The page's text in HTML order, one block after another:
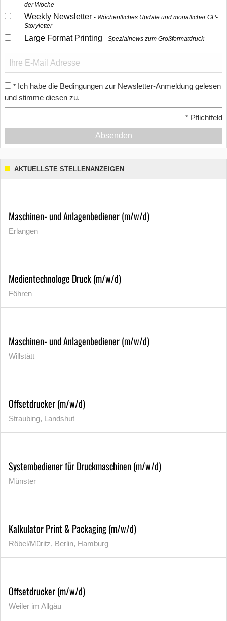
der Woche
Weekly Newsletter
Wöchentliches Update und monatlicher GP-
Storyletter
Large Format Printing Spezialnews zum Großformatdruck
* Ich habe die Bedingungen zur Newsletter-Anmeldung gelesen
und stimme diesen zu.
* Pflichtfeld
Absenden
AKTUELLSTE STELLENANZEIGEN
Maschinen- und Anlagenbediener (m/w/d)
Erlangen
Medientechnologe Druck (m/w/d)
Föhren
Maschinen- und Anlagenbediener (m/w/d)
Willstätt
Offsetdrucker (m/w/d)
Straubing, Landshut
Systembediener für Druckmaschinen (m/w/d)
Münster
Kalkulator Print & Packaging (m/w/d)
Röbel/Müritz, Berlin, Hamburg
Offsetdrucker (m/w/d)
Weiler im Allgäu